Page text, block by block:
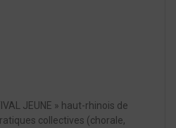
JEUNE » haut-rhinois de
collectives (chorale,